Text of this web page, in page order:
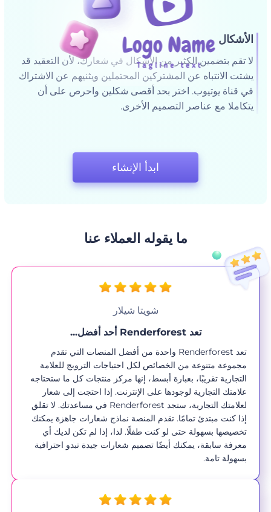
الأشكال
لا تقم بتضمين الكثير من الأشكال في شعارك، لأن التعقيد قد
يشتت الانتباه عن المشتركين المحتملين ويثنيهم عن الاشتراك
في قناة يوتيوب. اختر بحد أقصى شكلين واحرص على أن
يتكاملا مع عناصر التصميم الأخرى.
ابدأ الإنشاء
ما يقوله العملاء عنا
شويتا شيلار
تعد Renderforest أحد أفضل...
تعد Renderforest واحدة من أفضل المنصات التي تقدم
مجموعة متنوعة من الخصائص لكل احتياجات الترويج للعلامة
التجارية تقريبًا، بعبارة أبسط، إنها مركز منتجات كل ما ستحتاجه
علامتك التجارية لوجودها على الإنترنت. إذا احتجت إلى شعار
لعلامتك التجارية، ستجد Renderforest في مساعدتك. لا تقلق
إذا كنت مبتدئ تمامًا. تقدم المنصة نماذج شعارات جاهزة يمكنك
تخصيصها بسهولة حتى لو كنت طفلًا. لذا، إذا لم تكن لديك أي
معرفة سابقة، يمكنك أيضًا تصميم شعارات جيدة تبدو احترافية
بسهولة تامة.